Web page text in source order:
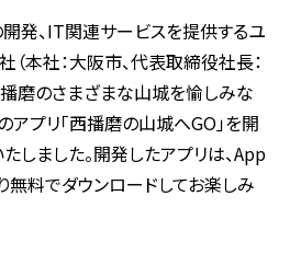
開発、IT関連サービスを提供するユ
（本社：大阪市、代表取締役社長：
磨のさまざまな山城を愉しみな
アプリ「西播磨の山城へGO」を開
しました。開発したアプリは、App
料でダウンロードしてお楽しみ